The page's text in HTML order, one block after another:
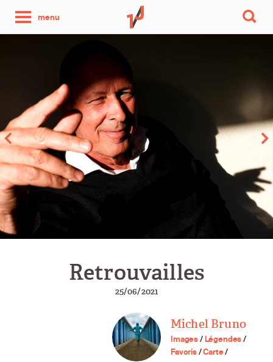
menu
Retrouvailles
25/06/2021
Michel Bruno
Images/Légendes/
Favoris/Carte/